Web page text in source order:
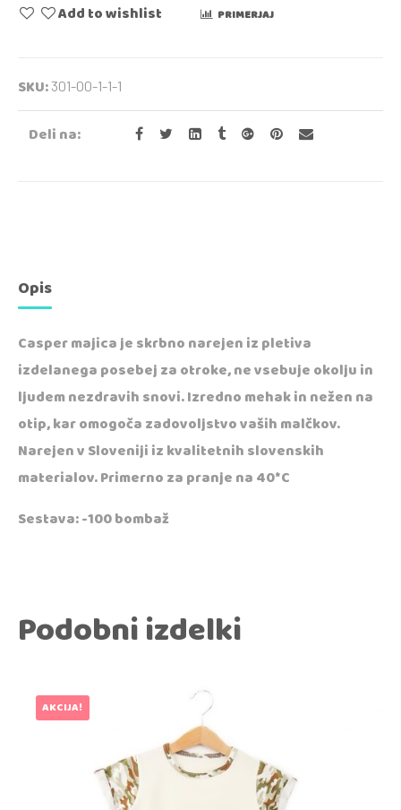
Add to wishlist PRIMERJAJ
SKU:301-00-1-1-1
Deli na:
Opis
Casper majica je skrbno narejen iz pletiva
izdelanega posebej za otroke, ne vsebuje okolju in
ljudem nezdravih snovi. Izredno mehak in nežen na
otip, kar omogoča zadovoljstvo vaših malčkov.
Narejen v Sloveniji iz kvalitetnih slovenskih
materialov. Primerno za pranje na 40*C
Sestava: -100 bombaž
Podobni izdelki
AKCIJA!